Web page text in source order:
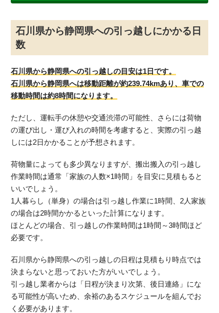
石川県から静岡県への引っ越しにかかる日
数
石川県から静岡県への引っ越しの目安は1日です。
石川県から静岡県へは移動距離が約239.74kmあり、車での
移動時間は約8時間になります。
ただし、運転手の休憩や交通渋滞の可能性、さらには荷物
の運び出し・運び入れの時間を考慮すると、実際の引っ越
しには2日かかることが予想されます。
荷物量によっても多少異なりますが、搬出搬入の引っ越し
作業時間は通常「家族の人数×1時間」を目安に見積もると
いいでしょう。
1人暮らし（単身）の場合は引っ越し作業に1時間、2人家族
の場合は2時間かかるといった計算になります。
ほとんどの場合、引っ越しの作業時間は1時間～3時間ほど
必要です。
石川県から静岡県への引っ越しの日程は見積もり時点では
決まらないと思っておいた方がいいでしょう。
引っ越し業者からは「日程が決まり次第、後日連絡」にな
る可能性が高いため、余裕のあるスケジュールを組んでお
く必要があります。